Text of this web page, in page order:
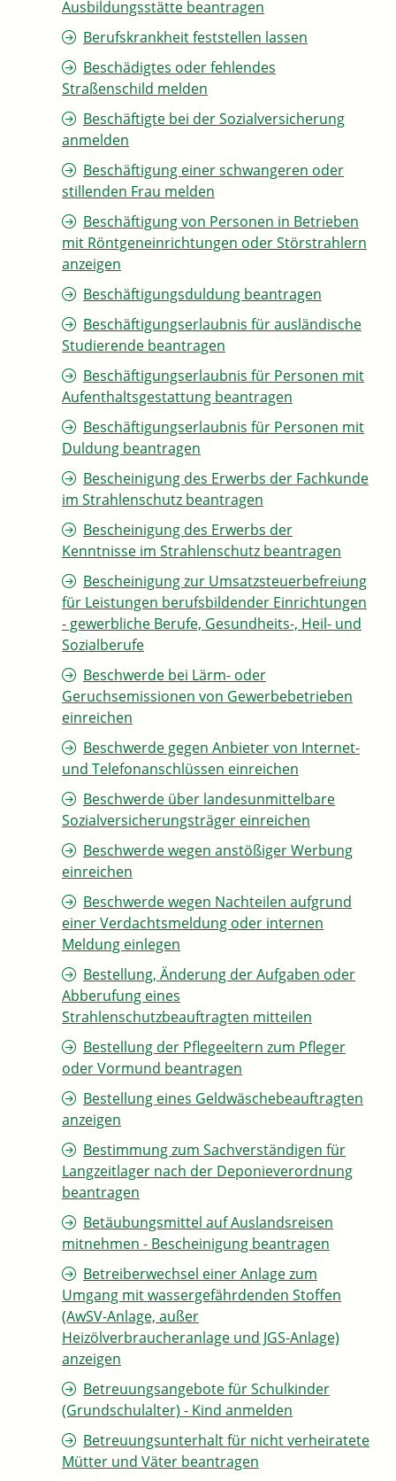
Ausbildungsstätte beantragen
Berufskrankheit feststellen lassen
Beschädigtes oder fehlendes
Straßenschild melden
Beschäftigte bei der Sozialversicherung
anmelden
Beschäftigung einer schwangeren oder
stillenden Frau melden
Beschäftigung von Personen in Betrieben
mit Röntgeneinrichtungen oder Störstrahlern
anzeigen
Beschäftigungsduldung beantragen
Beschäftigungserlaubnis für ausländische
Studierende beantragen
Beschäftigungserlaubnis für Personen mit
Aufenthaltsgestattung beantragen
Beschäftigungserlaubnis für Personen mit
Duldung beantragen
Bescheinigung des Erwerbs der Fachkunde
im Strahlenschutz beantragen
Bescheinigung des Erwerbs der
Kenntnisse im Strahlenschutz beantragen
Bescheinigung zur Umsatzsteuerbefreiung
für Leistungen berufsbildender Einrichtungen
- gewerbliche Berufe, Gesundheits-, Heil- und
Sozialberufe
Beschwerde bei Lärm- oder
Geruchsemissionen von Gewerbebetrieben
einreichen
Beschwerde gegen Anbieter von Internet-
und Telefonanschlüssen einreichen
Beschwerde über landesunmittelbare
Sozialversicherungsträger einreichen
Beschwerde wegen anstößiger Werbung
einreichen
Beschwerde wegen Nachteilen aufgrund
einer Verdachtsmeldung oder internen
Meldung einlegen
Bestellung, Änderung der Aufgaben oder
Abberufung eines
Strahlenschutzbeauftragten mitteilen
Bestellung der Pflegeeltern zum Pfleger
oder Vormund beantragen
Bestellung eines Geldwäschebeauftragten
anzeigen
Bestimmung zum Sachverständigen für
Langzeitlager nach der Deponieverordnung
beantragen
Betäubungsmittel auf Auslandsreisen
mitnehmen - Bescheinigung beantragen
Betreiberwechsel einer Anlage zum
Umgang mit wassergefährdenden Stoffen
(AwSV-Anlage, außer
Heizölverbraucheranlage und JGS-Anlage)
anzeigen
Betreuungsangebote für Schulkinder
(Grundschulalter) - Kind anmelden
Betreuungsunterhalt für nicht verheiratete
Mütter und Väter beantragen